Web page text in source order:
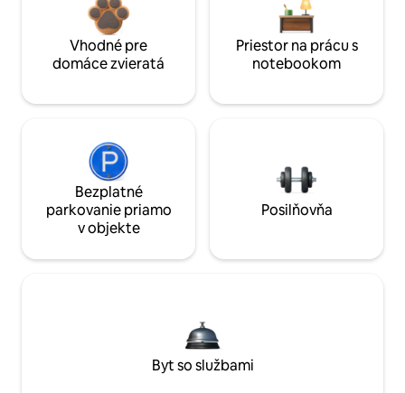
Vhodné pre
domáce zvieratá
Priestor na prácu s
notebookom
Bezplatné
parkovanie priamo
v objekte
Posilňovňa
Byt so službami